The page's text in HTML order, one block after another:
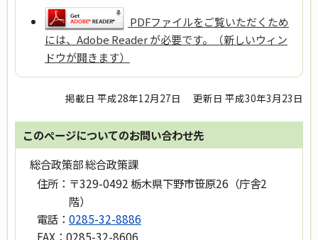
PDFファイルをご覧いただくため
には、Adobe Reader が必要です。（新しいウィン
ドウが開きます）
掲載日 平成28年12月27日 更新日 平成30年3月23日
このページについてのお問い合わせ先
総合政策部 総合政策課
住所： 〒329-0492 栃木県下野市笹原26（庁舎2
階）
電話： 0285-32-8886
FAX： 0285-32-8606